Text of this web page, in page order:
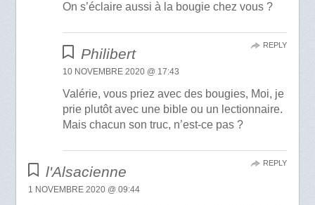
On s’éclaire aussi à la bougie chez vous ?
Philibert
10 NOVEMBRE 2020 @ 17:43
Valérie, vous priez avec des bougies, Moi, je
prie plutôt avec une bible ou un lectionnaire.
Mais chacun son truc, n’est-ce pas ?
REPLY
l'Alsacienne
1 NOVEMBRE 2020 @ 09:44
REPLY